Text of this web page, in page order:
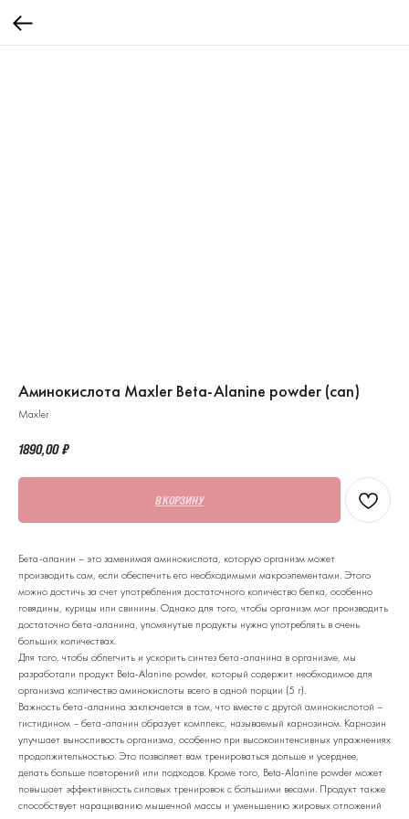
Аминокислота Maxler Beta-Alanine powder (can)
Maxler
1890,00 ₽
В КОРЗИНУ
Бета-аланин – это заменимая аминокислота, которую организм может
производить сам, если обеспечить его необходимыми макроэлементами. Этого
можно достичь за счет употребления достаточного количество белка, особенно
говядины, курицы или свинины. Однако для того, чтобы организм мог производить
достаточно бета-аланина, упомянутые продукты нужно употреблять в очень
больших количествах.
Для того, чтобы облегчить и ускорить синтез бета-аланина в организме, мы
разработали продукт Beta-Alanine powder, который содержит необходимое для
организма количество аминокислоты всего в одной порции (5 г).
Важность бета-аланина заключается в том, что вместе с другой аминокислотой –
гистидином – бета-аланин образует комплекс, называемый карнозином. Карнозин
улучшает выносливость организма, особенно при высокоинтенсивных упражнениях
продолжительностью. Это позволяет вам тренироваться дольше и усерднее,
делать больше повторений или подходов. Кроме того, Beta-Alanine powder может
повышает эффективность силовых тренировок с большими весами. Продукт также
способствует наращиванию мышечной массы и уменьшению жировых отложений